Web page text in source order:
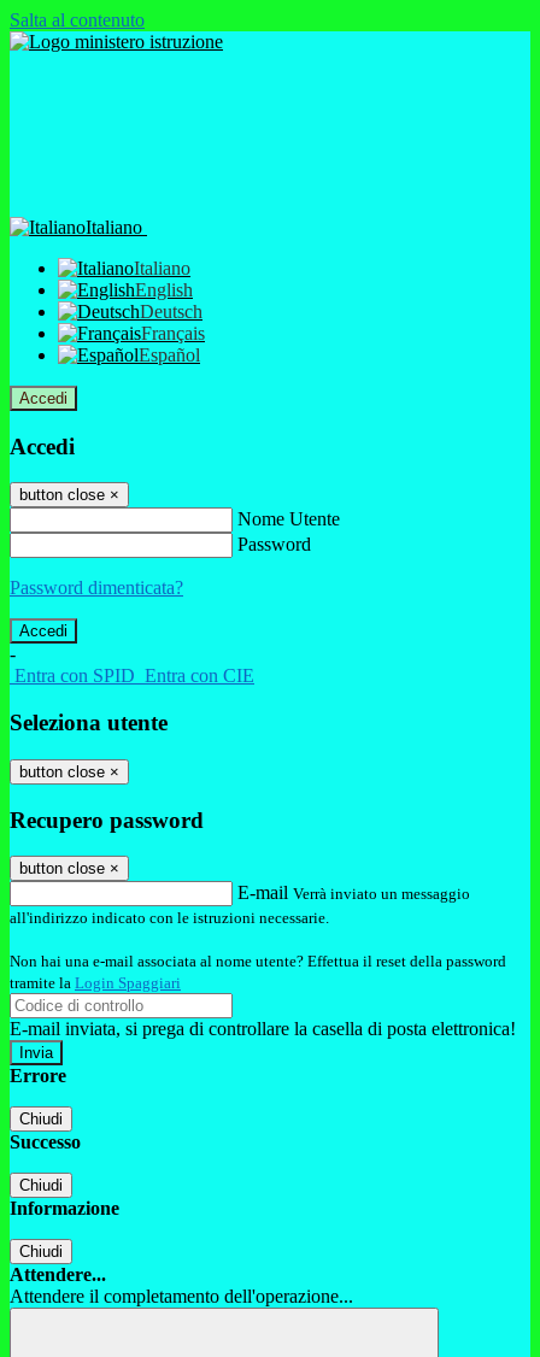
Salta al contenuto
Italiano
Italiano
English
Deutsch
Français
Español
Accedi
Accedi
button close ×
Nome Utente
Password
Password dimenticata?
-
Entra con SPID Entra con CIE
Seleziona utente
button close ×
Recupero password
button close ×
E-mail Verrà inviato un messaggio
all'indirizzo indicato con le istruzioni necessarie.
Non hai una e-mail associata al nome utente? Effettua il reset della password
tramite la Login Spaggiari
E-mail inviata, si prega di controllare la casella di posta elettronica!
Errore
Chiudi
Successo
Chiudi
Informazione
Chiudi
Attendere...
Attendere il completamento dell'operazione...